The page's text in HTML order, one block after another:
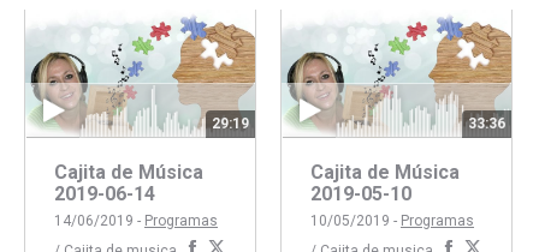
29:19
Cajita de Música
2019-06-14
14/06/2019 - Programas
33:36
Cajita de Música
2019-05-10
10/05/2019 - Programas